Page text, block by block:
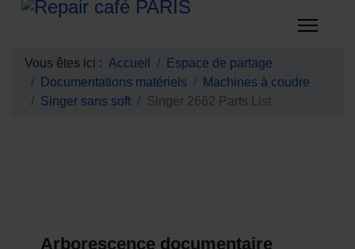
Vous êtes ici : Accueil
Espace de partage
Documentations matériels
Machines à coudre
Singer sans soft
Singer 2662 Parts List
Arborescence documentaire